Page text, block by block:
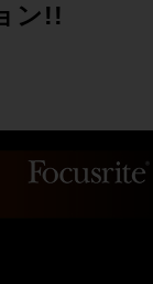
ン!!